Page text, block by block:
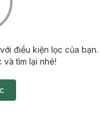
điều kiện lọc của bạn.
và tìm lại nhé!